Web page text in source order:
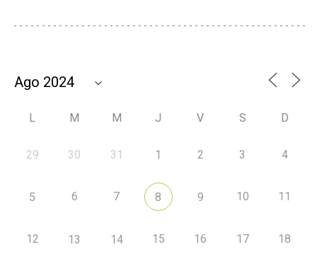
L M M J V S D
29 30 31 1 2 3 4
5 6 7 8 9 10 11
12 13 14 15 16 17 18